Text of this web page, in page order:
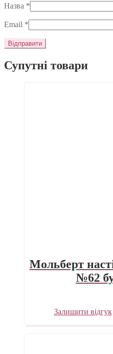
Назва *
Email *
Супутні товари
Мольберт
№62
Залишити відгук